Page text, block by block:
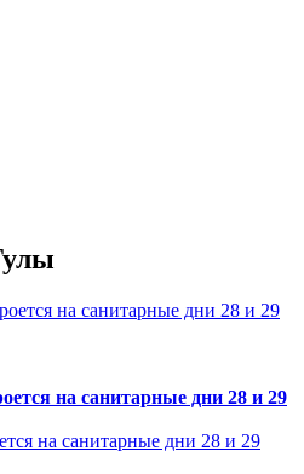
на санитарные дни 28 и 29
на санитарные дни 28 и 29